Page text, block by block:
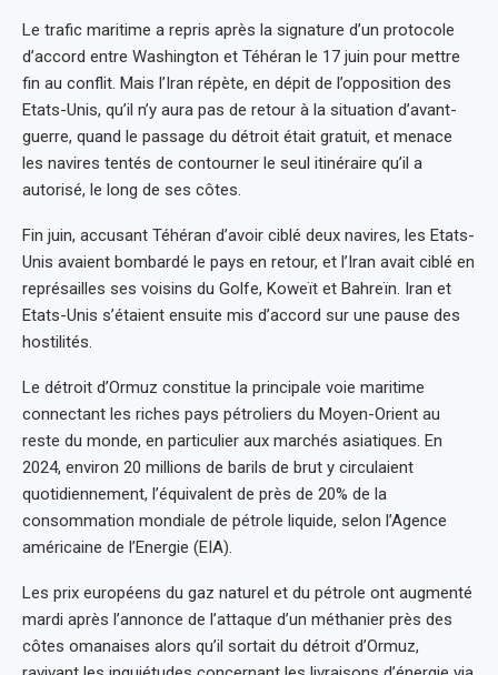
Le trafic maritime a repris après la signature d’un protocole
d’accord entre Washington et Téhéran le 17 juin pour mettre
fin au conflit. Mais l’Iran répète, en dépit de l’opposition des
Etats-Unis, qu’il n’y aura pas de retour à la situation d’avant-
guerre, quand le passage du détroit était gratuit, et menace
les navires tentés de contourner le seul itinéraire qu’il a
autorisé, le long de ses côtes.
Fin juin, accusant Téhéran d’avoir ciblé deux navires, les Etats-
Unis avaient bombardé le pays en retour, et l’Iran avait ciblé en
représailles ses voisins du Golfe, Koweït et Bahreïn. Iran et
Etats-Unis s’étaient ensuite mis d’accord sur une pause des
hostilités.
Le détroit d’Ormuz constitue la principale voie maritime
connectant les riches pays pétroliers du Moyen-Orient au
reste du monde, en particulier aux marchés asiatiques. En
2024, environ 20 millions de barils de brut y circulaient
quotidiennement, l’équivalent de près de 20% de la
consommation mondiale de pétrole liquide, selon l’Agence
américaine de l’Energie (EIA).
Les prix européens du gaz naturel et du pétrole ont augmenté
mardi après l’annonce de l’attaque d’un méthanier près des
côtes omanaises alors qu’il sortait du détroit d’Ormuz,